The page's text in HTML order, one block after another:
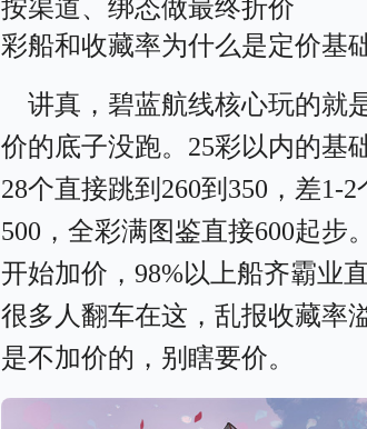
按渠道、绑态做最终折价
彩船和收藏率为什么是定价基
讲真，碧蓝航线核心玩的就
价的底子没跑。25彩以内的基
28个直接跳到260到350，差1-2
500，全彩满图鉴直接600起步
开始加价，98%以上船齐霸业
很多人翻车在这，乱报收藏率
是不加价的，别瞎要价。